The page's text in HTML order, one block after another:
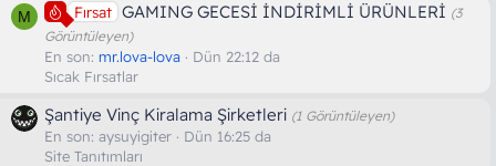
M Fırsat GAMING GECESİ İNDİRİMLİ ÜRÜNLERİ (3
Görüntüleyen)
En son: mr.lova-lova
Dün 22:12 da
Sıcak Fırsatlar
Şantiye Vinç Kiralama Şirketleri (1 Görüntüleyen)
En son: aysuyigiter
Dün 16:25 da
Site Tanıtımları